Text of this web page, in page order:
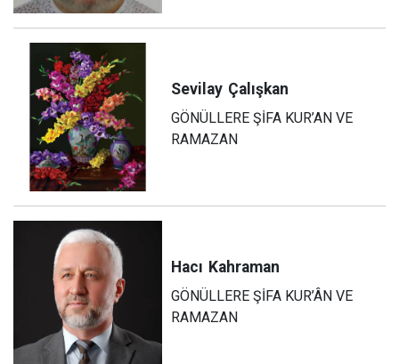
Sevilay Çalışkan
GÖNÜLLERE ŞİFA KUR’AN VE
RAMAZAN
Hacı Kahraman
GÖNÜLLERE ŞİFA KUR’ÂN VE
RAMAZAN